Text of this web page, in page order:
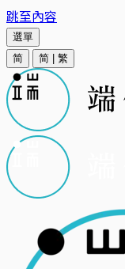
跳至內容
選單
简
简 繁